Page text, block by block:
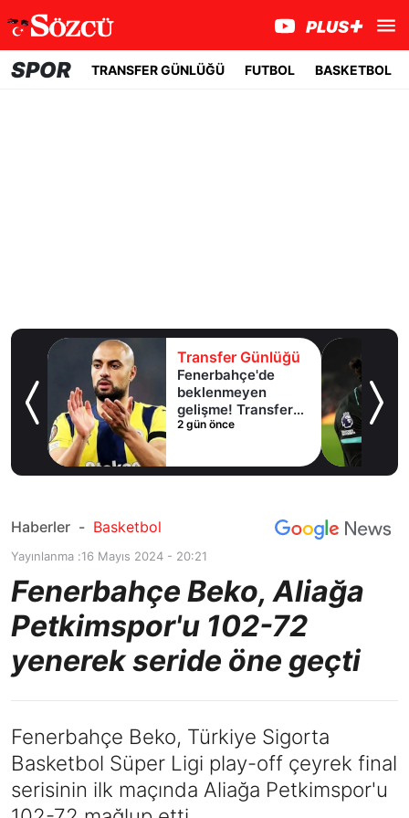
SPOR TRANSFER GÜNLÜĞÜ FUTBOL BASKETBOL
Transfer Günlüğü
Fenerbahçe'de
beklenmeyen
gelişme! Transfer
iptal oldu
2 gün önce
Haberler - Basketbol
Yayınlanma :16 Mayıs 2024 - 20:21
Fenerbahçe Beko, Aliağa
Petkimspor'u 102-72
yenerek seride öne geçti
Fenerbahçe Beko, Türkiye Sigorta
Basketbol Süper Ligi play-off çeyrek final
serisinin ilk maçında Aliağa Petkimspor'u